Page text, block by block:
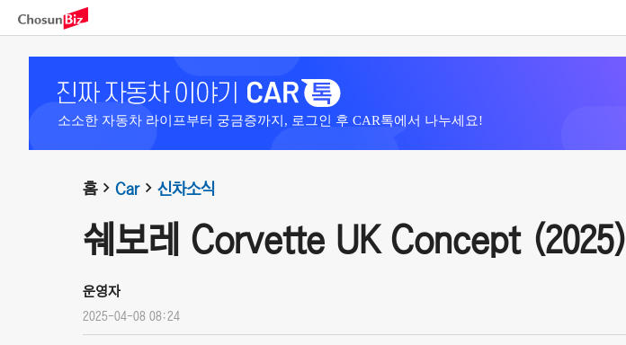
소소한 자동차 라이프부터 궁금증까지, 로그인 후 CAR톡에서 나누세요!
홈 Car 신차소식
쉐보레 Corvette UK Concept (2025)
운영자
2025-04-08 08:24